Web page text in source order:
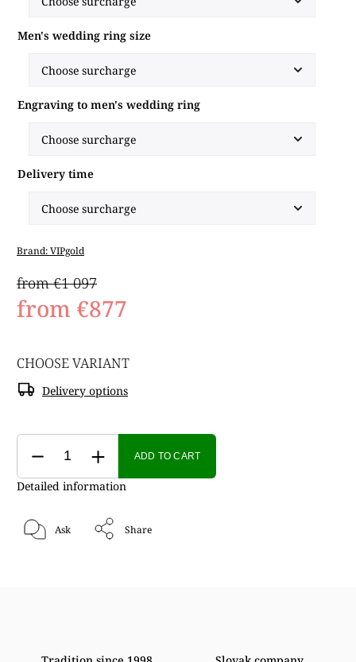
Men's wedding ring size
Engraving to men's wedding ring
Delivery time
Brand:VIPgold
from €1 097
from €877
CHOOSE VARIANT
Delivery options
ADD TO CART
Detailed information
Ask Share